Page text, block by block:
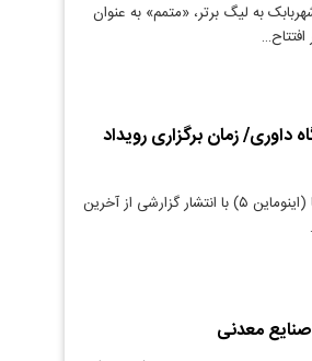
به لیگ برتر، «متمم» به عنوان
داوری/ زمان برگزاری رویداد
دنیای معدن: دبیرخانه جشنواره ملی ایما (اینوماین ۵) با انتشار گزارشی از آخرین
معدنی